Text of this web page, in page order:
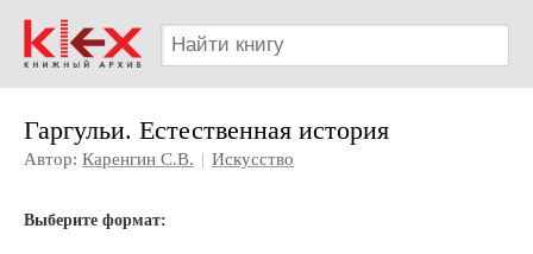
Гаргульи. Естественная история
Автор: Каренгин С.В. | Искусство
Выберите формат: